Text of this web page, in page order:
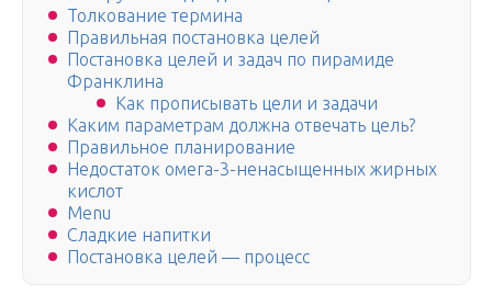
Толкование термина
Правильная постановка целей
Постановка целей и задач по пирамиде
Франклина
Как прописывать цели и задачи
Каким параметрам должна отвечать цель?
Правильное планирование
Недостаток омега-3-ненасыщенных жирных
кислот
Menu
Сладкие напитки
Постановка целей — процесс